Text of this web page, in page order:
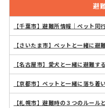
避
【千葉市】避難所情報｜ペット
【さいたま市】ペットと一緒に
【名古屋市】愛犬と一緒に避難す
【京都市】ペットと一緒に落ち
【札幌市】避難時の３つのルー